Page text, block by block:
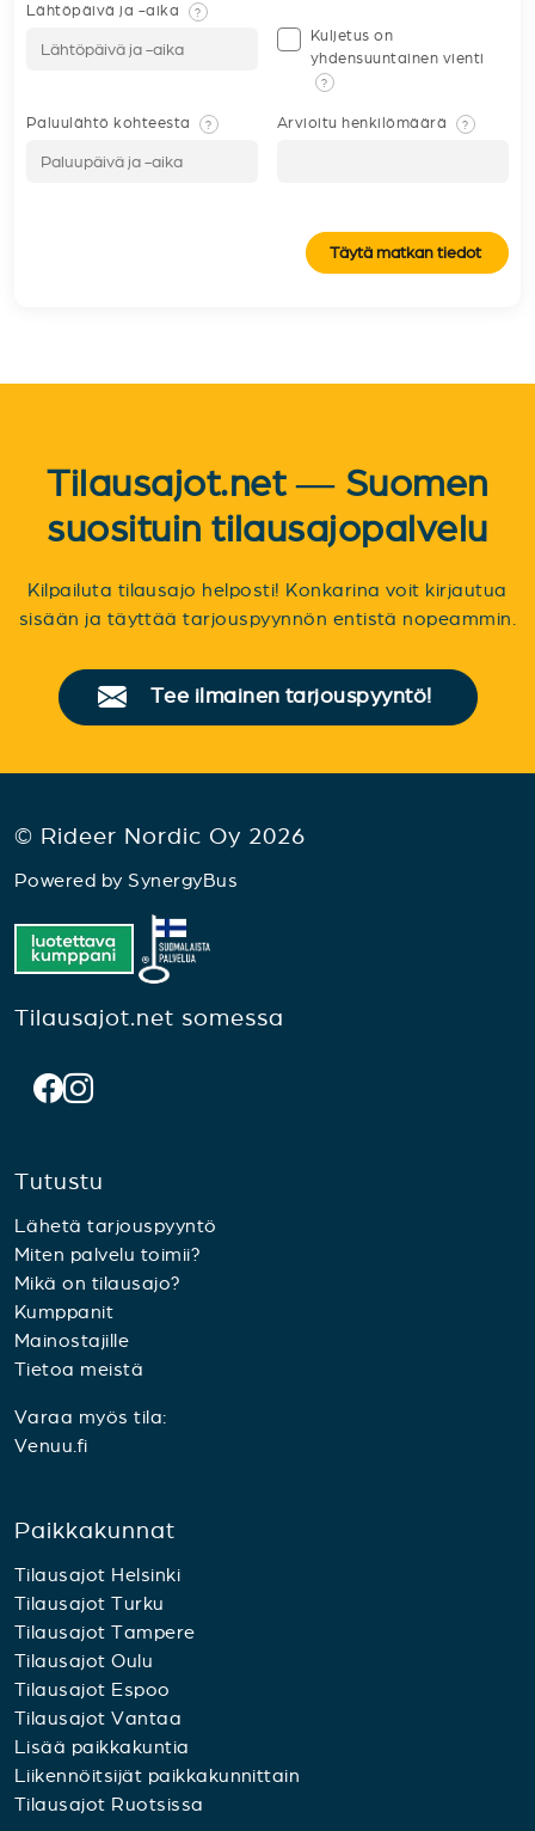
Lähtöpäivä ja -aika ?
Kuljetus on
yhdensuuntainen vienti
?
Paluulähtö kohteesta ? Arvioitu henkilömäärä ?
Täytä matkan tiedot
Tilausajot.net — Suomen
suosituin tilausajopalvelu
Kilpailuta tilausajo helposti! Konkarina voit kirjautua
sisään ja täyttää tarjouspyynnön entistä nopeammin.
Tee ilmainen tarjouspyyntö!
© Rideer Nordic Oy 2026
Powered by SynergyBus
Tilausajot.net somessa
Tutustu
Lähetä tarjouspyyntö
Miten palvelu toimii?
Mikä on tilausajo?
Kumppanit
Mainostajille
Tietoa meistä
Varaa myös tila:
Venuu.fi
Paikkakunnat
Tilausajot Helsinki
Tilausajot Turku
Tilausajot Tampere
Tilausajot Oulu
Tilausajot Espoo
Tilausajot Vantaa
Lisää paikkakuntia
Liikennöitsijät paikkakunnittain
Tilausajot Ruotsissa